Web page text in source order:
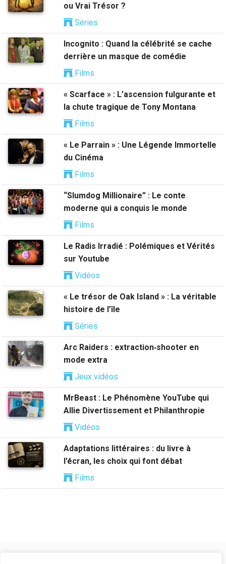
ou Vrai Trésor ?
Séries
Incognito : Quand la célébrité se cache
derrière un masque de comédie
Films
« Scarface » : L’ascension fulgurante et
la chute tragique de Tony Montana
Films
« Le Parrain » : Une Légende Immortelle
du Cinéma
Films
“Slumdog Millionaire” : Le conte
moderne qui a conquis le monde
Films
Le Radis Irradié : Polémiques et Vérités
sur Youtube
Vidéos
« Le trésor de Oak Island » : La véritable
histoire de l’île
Séries
Arc Raiders : extraction‑shooter en
mode extra
Jeux vidéos
MrBeast : Le Phénomène YouTube qui
Allie Divertissement et Philanthropie
Vidéos
Adaptations littéraires : du livre à
l’écran, les choix qui font débat
Films